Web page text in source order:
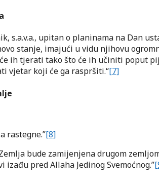
s.a.v.a., upitan o planinama na Dan
stanje, imajući u vidu njihovu
ih tjerati tako što će ih učiniti poput
vjetar koji će ga raspršiti.“[7]
rastegne.”[8]
bude zamijenjena drugom
izađu pred Allaha Jedinog Svemoćnog.”